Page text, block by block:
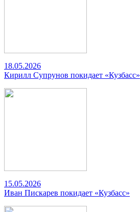
18.05.2026
Кирилл Супрунов покидает «Кузбасс»
15.05.2026
Иван Пискарев покидает «Кузбасс»